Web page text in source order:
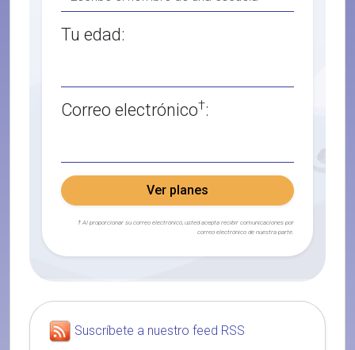
Tu edad:
Correo electrónico†:
Ver planes
† Al proporcionar su correo electrónico, usted acepta recibir comunicaciones por
correo electrónico de nuestra parte.
Suscríbete a nuestro feed RSS